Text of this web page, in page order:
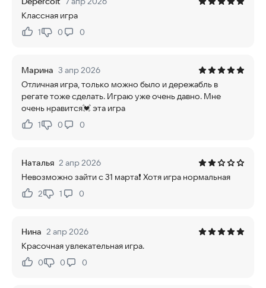
Классная игра
Нравится:
1Не нравится:
0 0
Марина 3 апр 2026
Отличная игра, только можно было и дережабль в
регате тоже сделать. Играю уже очень давно. Мне
очень нравится💓 эта игра
Нравится:
1Не нравится:
0 0
Наталья 2 апр 2026
Невозможно зайти с 31 марта❗ Хотя игра нормальная
Нравится:
2Не нравится:
1 0
Нина 2 апр 2026
Красочная увлекательная игра.
Нравится:
0Не нравится:
0 0